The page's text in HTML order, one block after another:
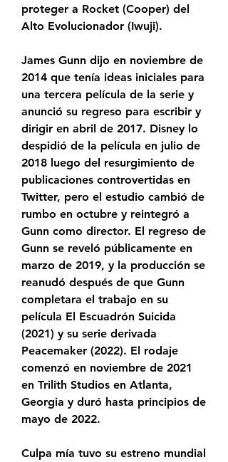
proteger a Rocket (Cooper) del
Alto Evolucionador (Iwuji).
James Gunn dijo en noviembre de
2014 que tenía ideas iniciales para
una tercera película de la serie y
anunció su regreso para escribir y
dirigir en abril de 2017. Disney lo
despidió de la película en julio de
2018 luego del resurgimiento de
publicaciones controvertidas en
Twitter, pero el estudio cambió de
rumbo en octubre y reintegró a
Gunn como director. El regreso de
Gunn se reveló públicamente en
marzo de 2019, y la producción se
reanudó después de que Gunn
completara el trabajo en su
película El Escuadrón Suicida
(2021) y su serie derivada
Peacemaker (2022). El rodaje
comenzó en noviembre de 2021
en Trilith Studios en Atlanta,
Georgia y duró hasta principios de
mayo de 2022.
Culpa mía tuvo su estreno mundial